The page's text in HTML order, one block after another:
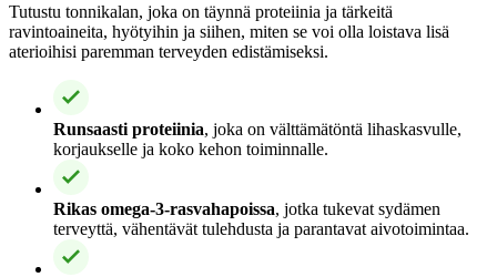
Tutustu tonnikalan, joka on täynnä proteiinia ja tärkeitä
ravintoaineita, hyötyihin ja siihen, miten se voi olla loistava lisä
aterioihisi paremman terveyden edistämiseksi.
Runsaasti proteiinia, joka on välttämätöntä lihaskasvulle,
korjaukselle ja koko kehon toiminnalle.
Rikas omega-3-rasvahapoissa, jotka tukevat sydämen
terveyttä, vähentävät tulehdusta ja parantavat aivotoimintaa.